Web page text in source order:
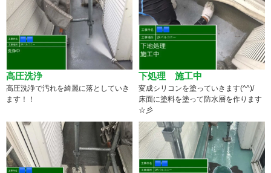
高圧洗浄
高圧洗浄で汚れを綺麗に落としていき
ます！！
下処理 施工中
変成シリコンを塗っていきます(^^)/
床面に塗料を塗って防水層を作ります
☆彡